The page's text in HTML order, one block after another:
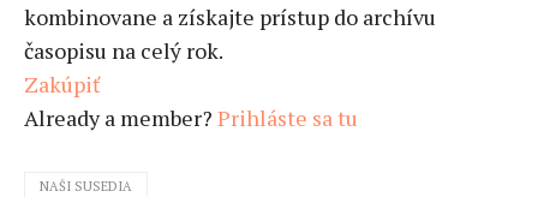
kombinovane a získajte prístup do archívu
časopisu na celý rok.
Zakúpiť
Already a member? Prihláste sa tu
NAŠI SUSEDIA